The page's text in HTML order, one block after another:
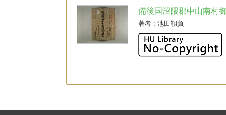
備後国沼隈郡中山南村
著者 : 池田靱負